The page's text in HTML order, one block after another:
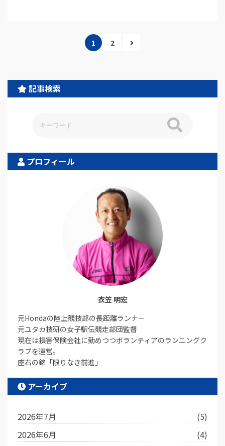
1 2
記事検索
プロフィール
衣笠 明宏
元Hondaの陸上競技部の長距離ランナー
元ユタカ技研の女子駅伝競走部団監督
現在は損害保険会社に勤めつつボランティアのランニングク
ラブを運営。
座右の銘「限りなき前進」
アーカイブ
2026年7月
(5)
2026年6月
(4)